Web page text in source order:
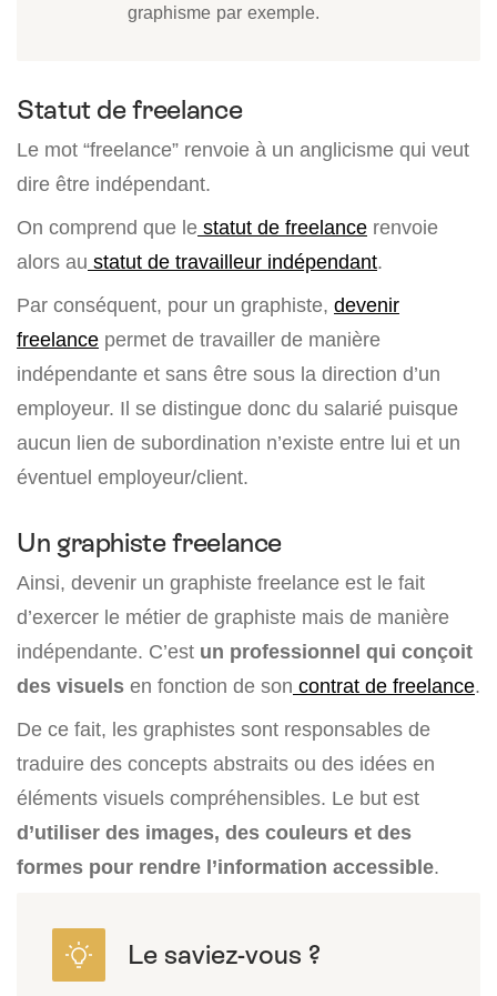
graphisme par exemple.
Statut de freelance
Le mot “freelance” renvoie à un anglicisme qui veut
dire être indépendant.
On comprend que le statut de freelance renvoie
alors au statut de travailleur indépendant.
Par conséquent, pour un graphiste, devenir
freelance permet de travailler de manière
indépendante et sans être sous la direction d’un
employeur. Il se distingue donc du salarié puisque
aucun lien de subordination n’existe entre lui et un
éventuel employeur/client.
Un graphiste freelance
Ainsi, devenir un graphiste freelance est le fait
d’exercer le métier de graphiste mais de manière
indépendante. C’est un professionnel qui conçoit
des visuels en fonction de son contrat de freelance.
De ce fait, les graphistes sont responsables de
traduire des concepts abstraits ou des idées en
éléments visuels compréhensibles. Le but est
d’utiliser des images, des couleurs et des
formes pour rendre l’information accessible.